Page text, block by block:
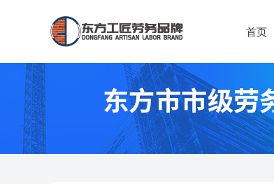
首页